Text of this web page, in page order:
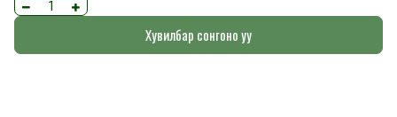
Хувилбар сонгоно уу